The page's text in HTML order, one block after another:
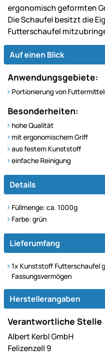
ergonomisch geformten
Die Schaufel besitzt die
Futterschaufel
Auf einen Blick
Anwendungsgebiete:
Portionierung von
Besonderheiten:
hohe Qualität
mit ergonomischem Griff
aus festem Kunststoff
einfache Reinigung
Details
Füllmenge: ca. 1000g
Farbe: grün
Lieferumfang
1x Kunststoff Futterschaufel
Fassungsvermögen
Herstellerangaben
Verantwortliche Stelle
Albert Kerbl GmbH
Felizenzell 9